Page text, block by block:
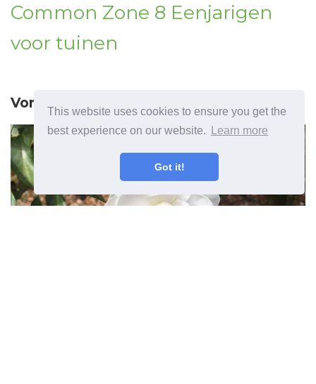
This website uses cookies to ensure you get the
best experience on our website.
Learn more
Got it!
Common Zone 8 Eenjarigen
voor tuinen
Vorig artikel